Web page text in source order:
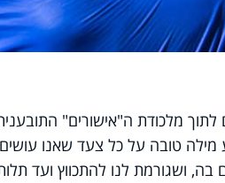
לתוך מלכודת ה"אישורים"
מילה טובה על כל צעד שאנו
בה, ושגורמת לנו להתכווץ ועד